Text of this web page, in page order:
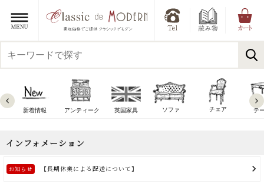
新着情報 アンティーク 英国家具 ソファ チェア テ